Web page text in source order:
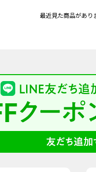
最近見た商品があり